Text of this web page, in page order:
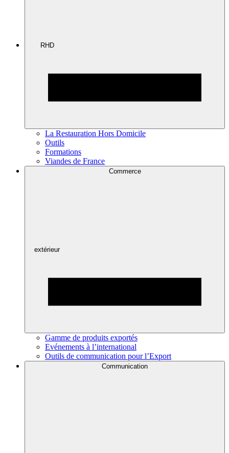
RHD
La Restauration Hors Domicile
Outils
Formations
Viandes de France
Commerce
extérieur
Gamme de produits exportés
Evénements à l’international
Outils de communication pour l’Export
Communication